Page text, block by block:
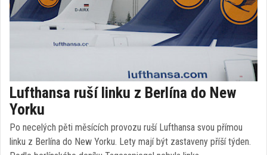
Lufthansa ruší linku z Berlína do New
Yorku
Po necelých pěti měsících provozu ruší Lufthansa svou přímou
linku z Berlína do New Yorku. Lety mají být zastaveny příší týden.